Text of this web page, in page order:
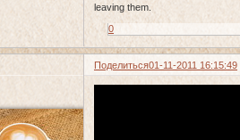
leaving them.
0
Поделиться01-11-2011 16:15:49